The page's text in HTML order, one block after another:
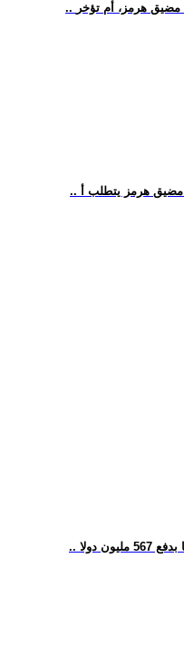
مضيق هرمز، أم تؤخر
مضيق هرمز يتطلب أ
دولا